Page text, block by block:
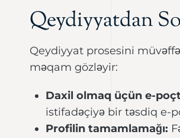
Qeydiyyatdan
Qeydiyyat prosesini
məqam gözləyir:
Daxil olmaq üçün e-
istifadəçiyə bir təsdiq e-
Profilin tamamlamağı: